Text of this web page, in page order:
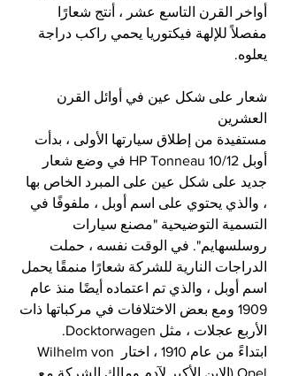
أواخر القرن التاسع عشر ، أنتج شعارًا
مفصلاً للإلهة فيكتوريا يحمي راكب دراجة
يعلوه.
شعار على شكل عين في أوائل القرن
العشرين
مستفيدة من إطلاق سيارتها الأولى ، بدأت
أوبل 10/12 HP Tonneau في وضع شعار
جديد على شكل عين على المبرد الخاص بها
، والذي يحتوي على اسم أوبل ، ملفوفًا في
التسمية التوضيحية "مصنع سيارات
روسلسهايم". في الوقت نفسه ، حملت
الدراجات النارية للشركة شعارًا منمقًا يحمل
اسم أوبل ، والذي تم اعتماده أيضًا منذ عام
1909 ومع بعض الاختلافات في مركباتها ذات
الأربع عجلات ، مثل Docktorwagen.
ابتداءً من عام 1910 ، اختار Wilhelm von